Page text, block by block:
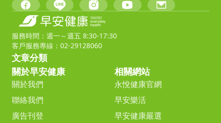
服務時間：週一～週五 8:30-17:30
客戶服務專線：02-29128060
文章分類
關於早安健康
關於我們
聯絡我們
廣告刊登
相關網站
永悅健康官網
早安樂活
早安健康嚴選